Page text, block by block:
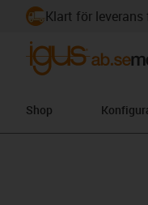
Klart för
Shop